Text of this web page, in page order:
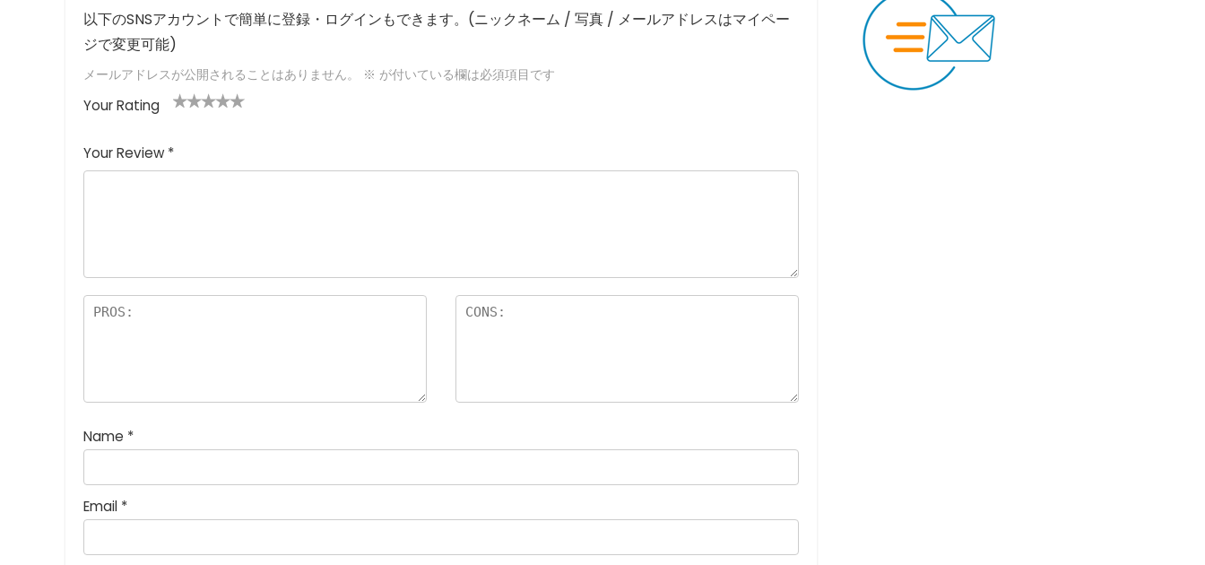
以下のSNSアカウントで簡単に登録・ログインもできます。(ニックネーム / 写真 / メールアドレスはマイペー
ジで変更可能)
メールアドレスが公開されることはありません。 ※ が付いている欄は必須項目です
Your Rating
つ
星
価
星
(最
(最高
評価:
(最高評
価: 5つ
高評価: 5
つ星)
Your Review *
Name *
Email *